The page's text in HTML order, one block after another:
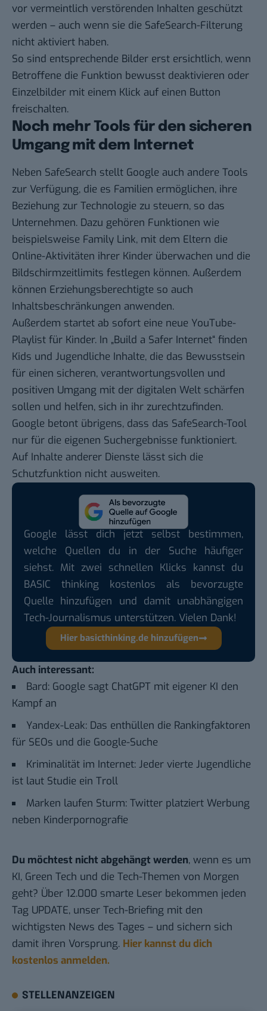
vor vermeintlich verstörenden Inhalten geschützt
werden – auch wenn sie die SafeSearch-Filterung
nicht aktiviert haben.
So sind entsprechende Bilder erst ersichtlich, wenn
Betroffene die Funktion bewusst deaktivieren oder
Einzelbilder mit einem Klick auf einen Button
freischalten.
Noch mehr Tools für den sicheren
Umgang mit dem Internet
Neben SafeSearch stellt Google auch andere Tools
zur Verfügung, die es Familien ermöglichen, ihre
Beziehung zur Technologie zu steuern, so das
Unternehmen. Dazu gehören Funktionen wie
beispielsweise Family Link, mit dem Eltern die
Online-Aktivitäten ihrer Kinder überwachen und die
Bildschirmzeitlimits festlegen können. Außerdem
können Erziehungsberechtigte so auch
Inhaltsbeschränkungen anwenden.
Außerdem startet ab sofort eine neue YouTube-
Playlist für Kinder. In „Build a Safer Internet“ finden
Kids und Jugendliche Inhalte, die das Bewusstsein
für einen sicheren, verantwortungsvollen und
positiven Umgang mit der digitalen Welt schärfen
sollen und helfen, sich in ihr zurechtzufinden.
Google betont übrigens, dass das SafeSearch-Tool
nur für die eigenen Suchergebnisse funktioniert.
Auf Inhalte anderer Dienste lässt sich die
Schutzfunktion nicht ausweiten.
Google lässt dich jetzt selbst bestimmen,
welche Quellen du in der Suche häufiger
siehst. Mit zwei schnellen Klicks kannst du
BASIC thinking kostenlos als bevorzugte
Quelle hinzufügen und damit unabhängigen
Tech-Journalismus unterstützen. Vielen Dank!
Hier basicthinking.de hinzufügen
Auch interessant:
Bard: Google sagt ChatGPT mit eigener KI den
Kampf an
Yandex-Leak: Das enthüllen die Rankingfaktoren
für SEOs und die Google-Suche
Kriminalität im Internet: Jeder vierte Jugendliche
ist laut Studie ein Troll
Marken laufen Sturm: Twitter platziert Werbung
neben Kinderpornografie
Du möchtest nicht abgehängt werden, wenn es um
KI, Green Tech und die Tech-Themen von Morgen
geht? Über 12.000 smarte Leser bekommen jeden
Tag UPDATE, unser Tech-Briefing mit den
wichtigsten News des Tages – und sichern sich
damit ihren Vorsprung. Hier kannst du dich
kostenlos anmelden.
STELLENANZEIGEN